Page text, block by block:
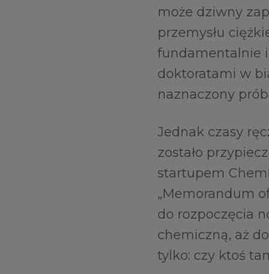
może dziwny
przemysłu
fundamentalnie
doktoratami w
naznaczony
Jednak czasy
zostało
startupem
„Memorandum
do rozpoczęcia
chemiczną, aż
tylko: czy ktoś